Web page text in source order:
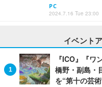
PC
2024.7.16 Tue 23:00
イベント
『ICO』『ワ
橋野・副島・
を“第十の芸